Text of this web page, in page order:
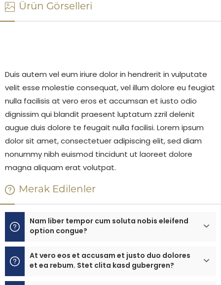
Ürün Görselleri
Duis autem vel eum iriure dolor in hendrerit in vulputate
velit esse molestie consequat, vel illum dolore eu feugiat
nulla facilisis at vero eros et accumsan et iusto odio
dignissim qui blandit praesent luptatum zzril delenit
augue duis dolore te feugait nulla facilisi. Lorem ipsum
dolor sit amet, consectetuer adipiscing elit, sed diam
nonummy nibh euismod tincidunt ut laoreet dolore
magna aliquam erat volutpat.
Merak Edilenler
Nam liber tempor cum soluta nobis eleifend
option congue?
At vero eos et accusam et justo duo dolores
et ea rebum. Stet clita kasd gubergren?